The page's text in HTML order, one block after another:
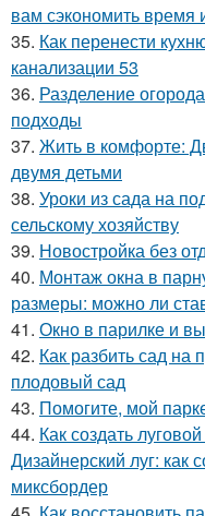
вам сэкономить время
35. Как перенести
канализации 53
36. Разделение
подходы
37. Жить в комфорте:
двумя детьми
38. Уроки из сада на
сельскому хозяйству
39. Новостройка без
40. Монтаж окна в
размеры: можно ли
41. Окно в парилке и
42. Как разбить сад на
плодовый сад
43. Помогите, мой
44. Как создать
Дизайнерский луг: как
миксбордер